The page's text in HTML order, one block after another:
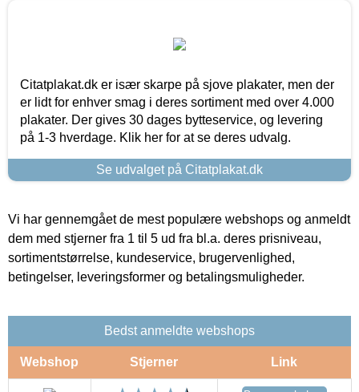
Citatplakat.dk er især skarpe på sjove plakater, men der
er lidt for enhver smag i deres sortiment med over 4.000
plakater. Der gives 30 dages bytteservice, og levering
på 1-3 hverdage. Klik her for at se deres udvalg.
Se udvalget på Citatplakat.dk
Vi har gennemgået de mest populære webshops og anmeldt
dem med stjerner fra 1 til 5 ud fra bl.a. deres prisniveau,
sortimentstørrelse, kundeservice, brugervenlighed,
betingelser, leveringsformer og betalingsmuligheder.
Bedst anmeldte webshops
Webshop Stjerner Link